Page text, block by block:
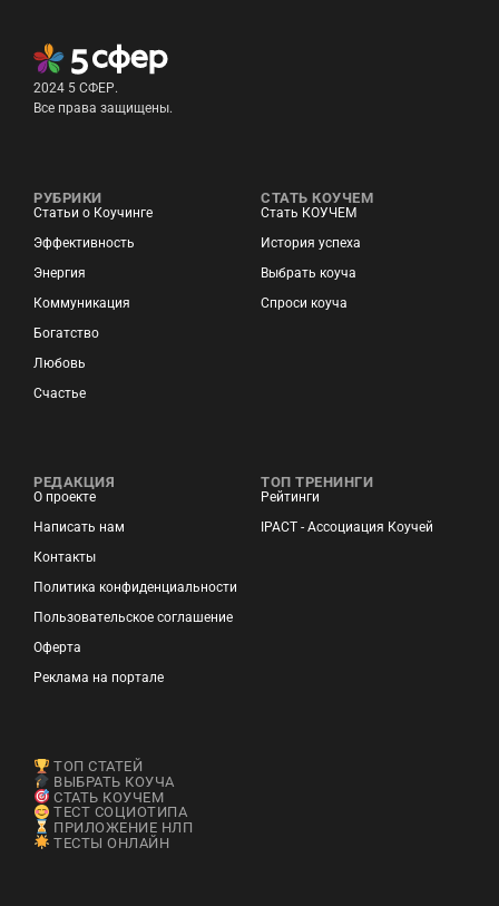
2024 5 СФЕР.
Все права защищены.
РУБРИКИ
Статьи о Коучинге
Эффективность
Энергия
Коммуникация
Богатство
Любовь
Счастье
СТАТЬ КОУЧЕМ
Стать КОУЧЕМ
История успеха
Выбрать коуча
Спроси коуча
РЕДАКЦИЯ
О проекте
Написать нам
Контакты
Политика конфиденциальности
Пользовательское соглашение
Оферта
Реклама на портале
ТОП ТРЕНИНГИ
Рейтинги
IPACT - Ассоциация Коучей
ТОП СТАТЕЙ
ВЫБРАТЬ КОУЧА
СТАТЬ КОУЧЕМ
ТЕСТ СОЦИОТИПА
ПРИЛОЖЕНИЕ НЛП
ТЕСТЫ ОНЛАЙН